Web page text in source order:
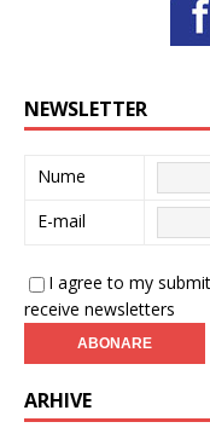
NEWSLETTER
Nume
E-mail
I agree to my
receive newsletters
ARHIVE